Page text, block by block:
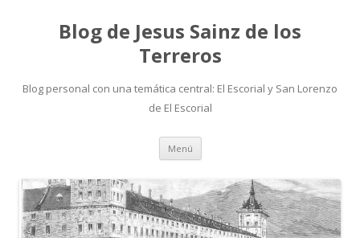
Blog de Jesus Sainz de los
Terreros
Blog personal con una temática central: El Escorial y San Lorenzo
de El Escorial
Menú Saltar
contenido